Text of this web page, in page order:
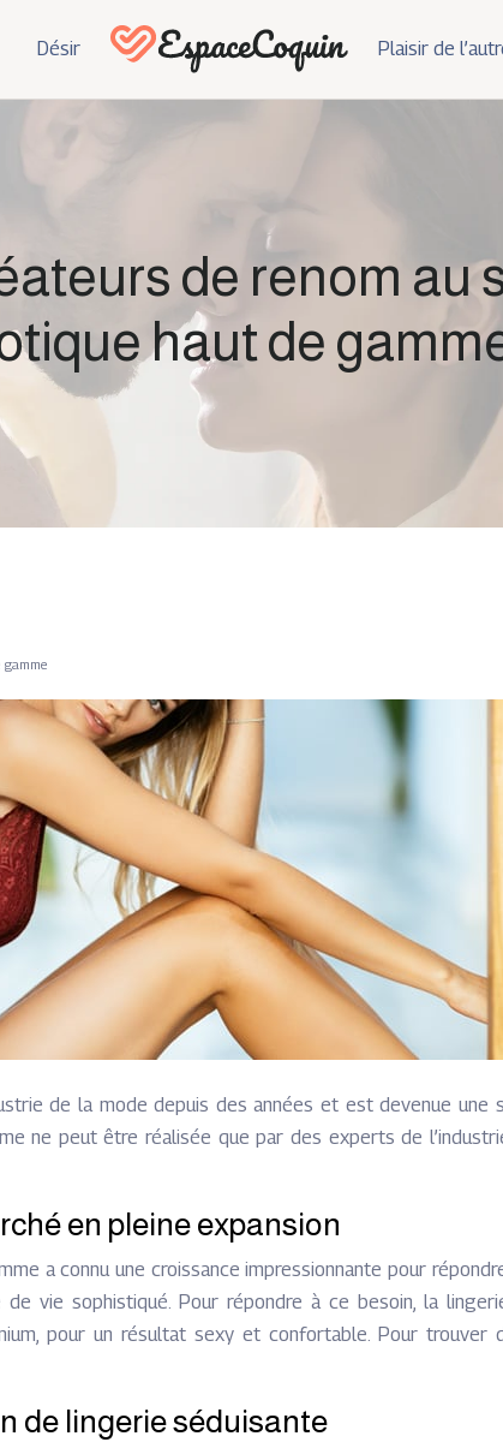
Désir Plaisir de
de renom au
haut de
de la mode depuis des années et est devenue
ne peut être réalisée que par des experts de
en pleine expansion
a connu une croissance impressionnante pour
vie sophistiqué. Pour répondre à ce besoin, la
pour un résultat sexy et confortable. Pour
de lingerie séduisante